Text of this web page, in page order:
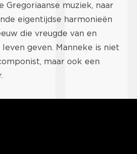
Gregoriaanse muziek, naar
eigentijdse harmonieën
die vreugde van en
geven. Manneke is niet
maar ook een